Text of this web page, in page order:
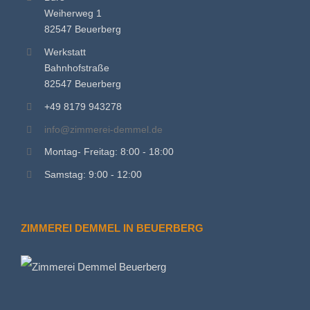
Weiherweg 1
82547 Beuerberg
Werkstatt
Bahnhofstraße
82547 Beuerberg
+49 8179 943278
info@zimmerei-demmel.de
Montag- Freitag: 8:00 - 18:00
Samstag: 9:00 - 12:00
ZIMMEREI DEMMEL IN BEUERBERG